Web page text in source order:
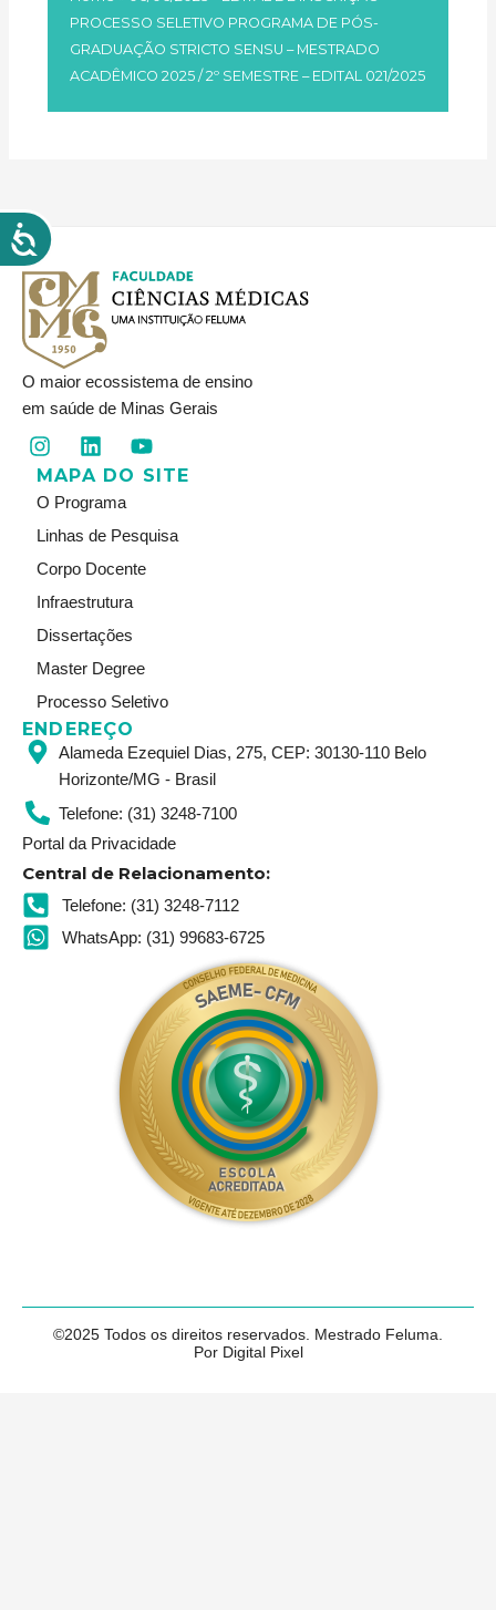
PROCESSO SELETIVO PROGRAMA DE PÓS-
GRADUAÇÃO STRICTO SENSU – MESTRADO
ACADÊMICO 2025 / 2º SEMESTRE – EDITAL 021/2025
O maior ecossistema de ensino
em saúde de Minas Gerais
I
n
s
t
a
g
r
a
m
L
i
n
k
e
d
i
n
Y
o
u
u
b
e
MAPA DO SITE
O Programa
Linhas de Pesquisa
Corpo Docente
Infraestrutura
Dissertações
Master Degree
Processo Seletivo
ENDEREÇO
Alameda Ezequiel Dias, 275, CEP: 30130-110 Belo
Horizonte/MG - Brasil
Telefone: (31) 3248-7100
Portal da Privacidade
Central de Relacionamento:
Telefone: (31) 3248-7112
WhatsApp: (31) 99683-6725
©2025 Todos os direitos reservados. Mestrado Feluma.
Por Digital Pixel